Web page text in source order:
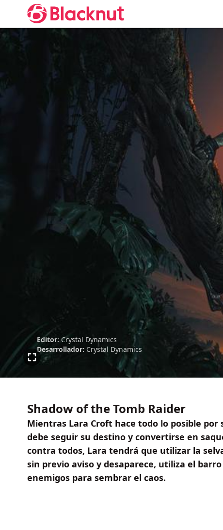
Editor: Crystal Dynamics
Desarrollador: Crystal Dynamics
Shadow of the Tomb Raider
Mientras Lara Croft hace todo lo posible
debe seguir su destino y convertirse en
contra todos, Lara tendrá que utilizar la
sin previo aviso y desaparece, utiliza el
enemigos para sembrar el caos.